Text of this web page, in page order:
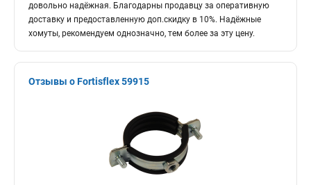
довольно надёжная. Благодарны продавцу за оперативную
доставку и предоставленную доп.скидку в 10%. Надёжные
хомуты, рекомендуем однозначно, тем более за эту цену.
Отзывы о Fortisflex 59915